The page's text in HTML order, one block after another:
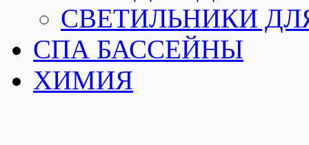
СВЕТИЛЬНИКИ
СПА БАССЕЙНЫ
ХИМИЯ